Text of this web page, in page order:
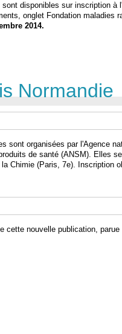
disponibles sur inscription à l'
onglet Fondation maladies
2014.
Normandie
sont organisées par l'Agence
de santé (ANSM). Elles
Chimie (Paris, 7e). Inscription
cette nouvelle publication,